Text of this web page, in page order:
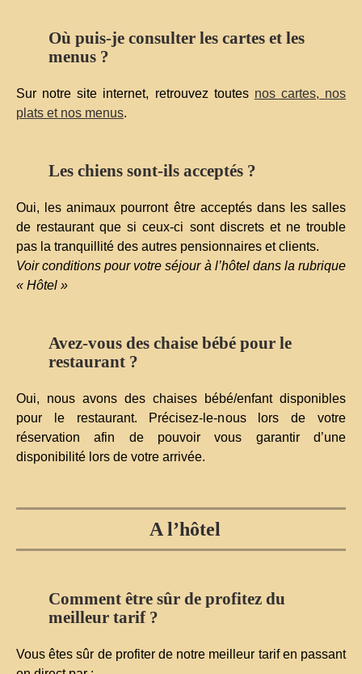
Où puis-je consulter les cartes et les
menus ?
Sur notre site internet, retrouvez toutes nos cartes, nos
plats et nos menus.
Les chiens sont-ils acceptés ?
Oui, les animaux pourront être acceptés dans les salles
de restaurant que si ceux-ci sont discrets et ne trouble
pas la tranquillité des autres pensionnaires et clients.
Voir conditions pour votre séjour à l’hôtel dans la rubrique
« Hôtel »
Avez-vous des chaise bébé pour le
restaurant ?
Oui, nous avons des chaises bébé/enfant disponibles
pour le restaurant. Précisez-le-nous lors de votre
réservation afin de pouvoir vous garantir d’une
disponibilité lors de votre arrivée.
A l’hôtel
Comment être sûr de profitez du
meilleur tarif ?
Vous êtes sûr de profiter de notre meilleur tarif en passant